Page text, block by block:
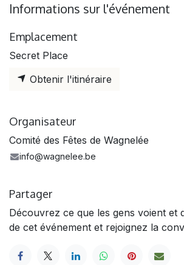
Informations sur l'événement
Emplacement
Secret Place
Obtenir l'itinéraire
Organisateur
Comité des Fêtes de Wagnelée
info@wagnelee.be
Partager
Découvrez ce que les gens voient et
de cet événement et rejoignez la